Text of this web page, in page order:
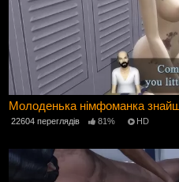
Молоденька німфоманка
22604 переглядів 81% HD